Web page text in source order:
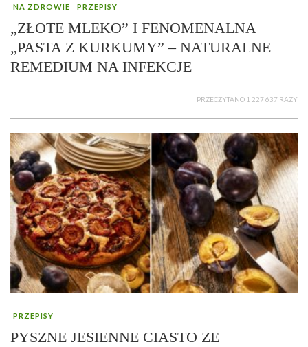
NA ZDROWIE PRZEPISY
„ZŁOTE MLEKO” I FENOMENALNA
„PASTA Z KURKUMY” – NATURALNE
REMEDIUM NA INFEKCJE
PRZECZYTANO 1 227 637 RAZY
PRZEPISY
PYSZNE JESIENNE CIASTO ZE